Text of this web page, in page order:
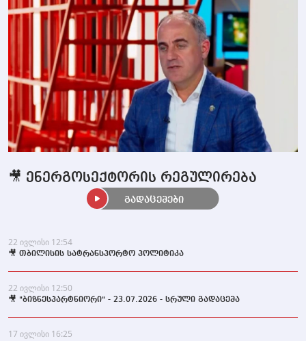
22 ივლისი 12:54
🎥 თბილისის სატრანსპორტო პოლიტიკა
22 ივლისი 12:50
🎥 "ბიზნესპარტნიორი" - 23.07.2026 - სრული გადაცემა
17 ივლისი 16:25
🎥 ენერგოსექტორის რეგულირება
გადაცემები